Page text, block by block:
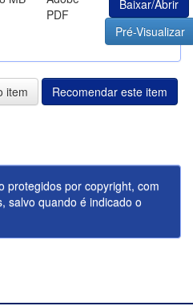
PDF
Baixar/Abrir
Pré-Visualizar
item
Recomendar este item
protegidos por copyright, com
salvo quando é indicado o